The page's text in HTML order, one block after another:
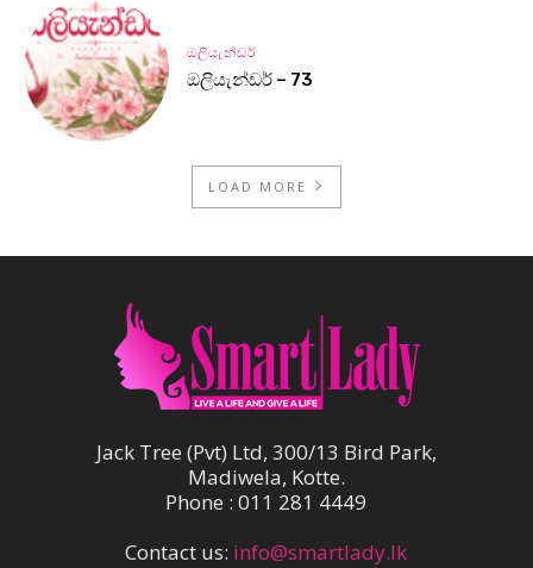
ඔලියැන්ඩර්
ඔලියැන්ඩර් – 73
LOAD MORE
Jack Tree (Pvt) Ltd, 300/13 Bird Park,
Madiwela, Kotte.
Phone : 011 281 4449
Contact us: info@smartlady.lk